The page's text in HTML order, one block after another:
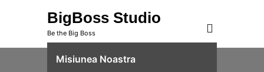
BigBoss Studio
Be the Big Boss
Misiunea Noastra